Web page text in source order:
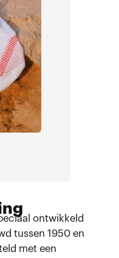
ontwikkeld
tussen 1950 en
met een